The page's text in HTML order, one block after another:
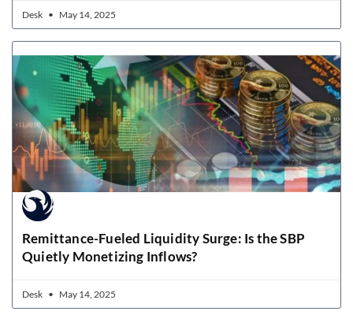
Desk May 14, 2025
Remittance-Fueled Liquidity Surge: Is the SBP
Quietly Monetizing Inflows?
Desk May 14, 2025